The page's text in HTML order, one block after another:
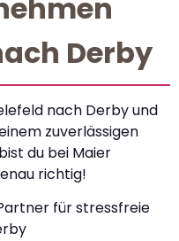
Derby
nach Derby und
zuverlässigen
du bei Maier
richtig!
für stressfreie